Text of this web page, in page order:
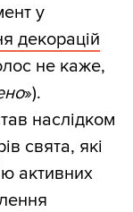
у
декорацій
не каже,
»).
наслідком
свята, які
активних